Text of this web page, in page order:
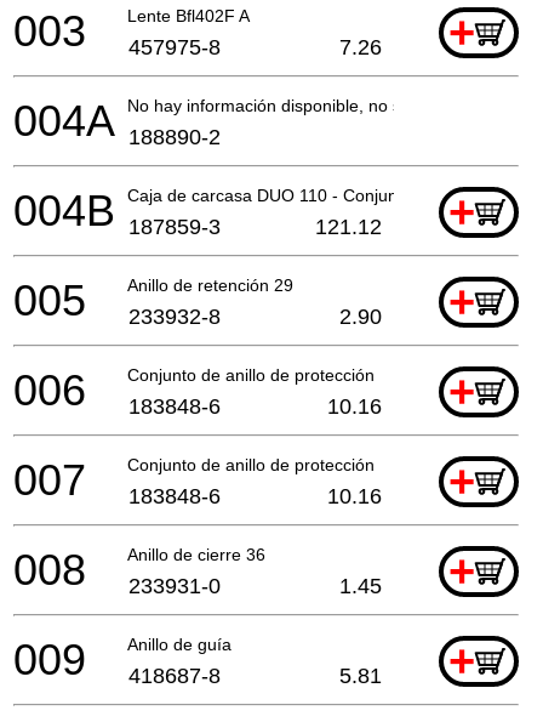
Lente Bfl402F A +
003 457975-8 7.26
No hay información disponible, no se puede pedir
004A 188890-2
Caja de carcasa DUO 110 - Conjunto +
004B 187859-3 121.12
Anillo de retención 29 +
005 233932-8 2.90
Conjunto de anillo de protección +
006 183848-6 10.16
Conjunto de anillo de protección +
007 183848-6 10.16
Anillo de cierre 36 +
008 233931-0 1.45
Anillo de guía +
009 418687-8 5.81